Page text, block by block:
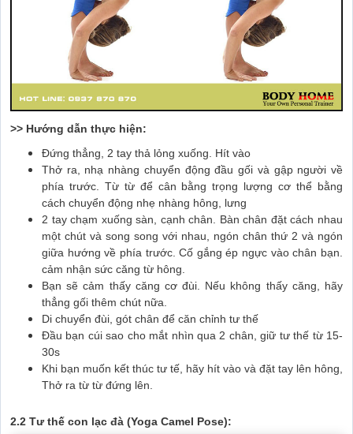
>> Hướng dẫn thực hiện:
Đứng thẳng, 2 tay thả lỏng xuống. Hít vào
Thở ra, nhạ nhàng chuyển động đầu gối và gập người về
phía trước. Từ từ để cân bằng trọng lượng cơ thể bằng
cách chuyển động nhẹ nhàng hông, lưng
2 tay chạm xuống sàn, cạnh chân. Bàn chân đặt cách nhau
một chút và song song với nhau, ngón chân thứ 2 và ngón
giữa hướng về phía trước. Cố gắng ép ngực vào chân bạn.
cảm nhận sức căng từ hông.
Bạn sẽ cảm thấy căng cơ đùi. Nếu không thấy căng, hãy
thẳng gối thêm chút nữa.
Di chuyển đùi, gót chân để căn chỉnh tư thế
Đầu bạn cúi sao cho mắt nhìn qua 2 chân, giữ tư thế từ 15-
30s
Khi bạn muốn kết thúc tư tế, hãy hít vào và đặt tay lên hông,
Thở ra từ từ đứng lên.
2.2 Tư thế con lạc đà (Yoga Camel Pose):